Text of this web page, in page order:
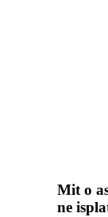
Mit o
ne